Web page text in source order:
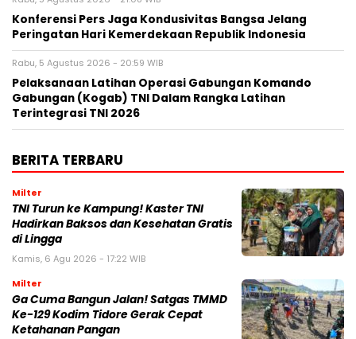
Konferensi Pers Jaga Kondusivitas Bangsa Jelang
Peringatan Hari Kemerdekaan Republik Indonesia
Rabu, 5 Agustus 2026 - 20:59 WIB
Pelaksanaan Latihan Operasi Gabungan Komando
Gabungan (Kogab) TNI Dalam Rangka Latihan
Terintegrasi TNI 2026
BERITA TERBARU
Milter
TNI Turun ke Kampung! Kaster TNI
Hadirkan Baksos dan Kesehatan Gratis
di Lingga
Kamis, 6 Agu 2026 - 17:22 WIB
Milter
Ga Cuma Bangun Jalan! Satgas TMMD
Ke-129 Kodim Tidore Gerak Cepat
Ketahanan Pangan